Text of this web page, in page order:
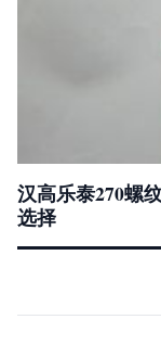
汉高乐泰270螺
选择